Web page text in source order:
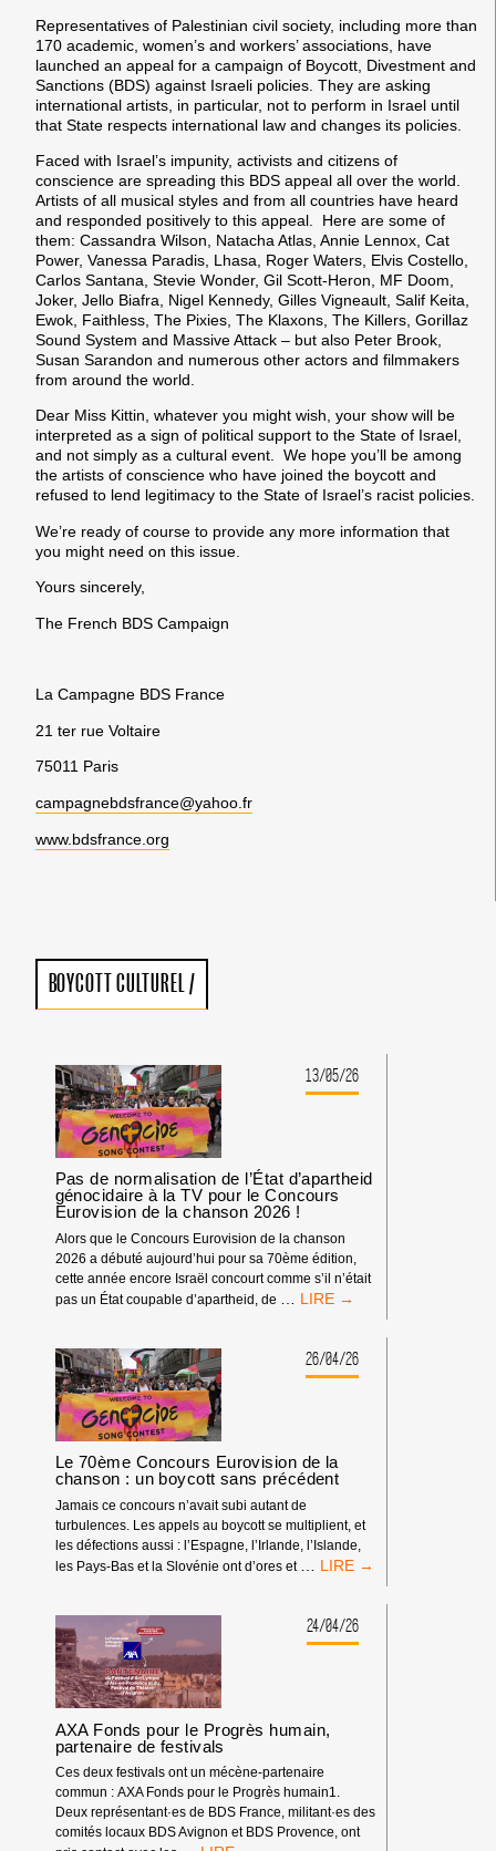
Representatives of Palestinian civil society, including more than
170 academic, women’s and workers’ associations, have
launched an appeal for a campaign of Boycott, Divestment and
Sanctions (BDS) against Israeli policies. They are asking
international artists, in particular, not to perform in Israel until
that State respects international law and changes its policies.
Faced with Israel’s impunity, activists and citizens of
conscience are spreading this BDS appeal all over the world.
Artists of all musical styles and from all countries have heard
and responded positively to this appeal. Here are some of
them: Cassandra Wilson, Natacha Atlas, Annie Lennox, Cat
Power, Vanessa Paradis, Lhasa, Roger Waters, Elvis Costello,
Carlos Santana, Stevie Wonder, Gil Scott-Heron, MF Doom,
Joker, Jello Biafra, Nigel Kennedy, Gilles Vigneault, Salif Keita,
Ewok, Faithless, The Pixies, The Klaxons, The Killers, Gorillaz
Sound System and Massive Attack – but also Peter Brook,
Susan Sarandon and numerous other actors and filmmakers
from around the world.
Dear Miss Kittin, whatever you might wish, your show will be
interpreted as a sign of political support to the State of Israel,
and not simply as a cultural event. We hope you’ll be among
the artists of conscience who have joined the boycott and
refused to lend legitimacy to the State of Israel’s racist policies.
We’re ready of course to provide any more information that
you might need on this issue.
Yours sincerely,
The French BDS Campaign
La Campagne BDS France
21 ter rue Voltaire
75011 Paris
campagnebdsfrance@yahoo.fr
www.bdsfrance.org
BOYCOTT CULTUREL/
13/05/26
Pas de normalisation de l’État d’apartheid
génocidaire à la TV pour le Concours
Eurovision de la chanson 2026 !
Alors que le Concours Eurovision de la chanson
2026 a débuté aujourd’hui pour sa 70ème édition,
cette année encore Israël concourt comme s’il n’était
pas un État coupable d’apartheid, de
PAS
NORMALISATION
DE
L’ÉTAT
LA
TV
POUR
LE
CONCOURS
EUROVISION
DE
CHANSON
2026
26/04/26
Le 70ème Concours Eurovision de la
chanson : un boycott sans précédent
Jamais ce concours n’avait subi autant de
turbulences. Les appels au boycott se multiplient, et
les défections aussi : l’Espagne, l’Irlande, l’Islande,
les Pays-Bas et la Slovénie ont d’ores et
LE
CONCOURS
EUROVISION
DE
UN
BOYCOTT
PRÉCÉDENT
24/04/26
AXA Fonds pour le Progrès humain,
partenaire de festivals
Ces deux festivals ont un mécène-partenaire
commun : AXA Fonds pour le Progrès humain1.
Deux représentant·es de BDS France, militant·es des
comités locaux BDS Avignon et BDS Provence, ont